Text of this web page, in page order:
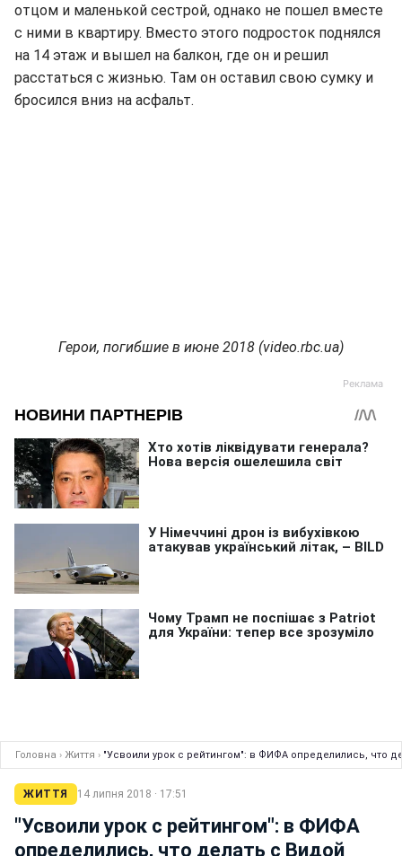
отцом и маленькой сестрой, однако не пошел вместе
с ними в квартиру. Вместо этого подросток поднялся
на 14 этаж и вышел на балкон, где он и решил
расстаться с жизнью. Там он оставил свою сумку и
бросился вниз на асфальт.
Герои, погибшие в июне 2018 (video.rbc.ua)
Головна › Життя › "Усвоили урок с рейтингом": в ФИФА определились, что
ЖИТТЯ 14 липня 2018 · 17:51
"Усвоили урок с рейтингом": в ФИФА
определились, что делать с Видой